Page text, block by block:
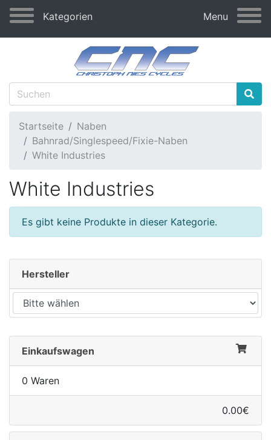
Kategorien Menu
Startseite
Naben
Bahnrad/Singlespeed/Fixie-Naben
White Industries
White Industries
Es gibt keine Produkte in dieser Kategorie.
Hersteller
Einkaufswagen
0 Waren
0.00€